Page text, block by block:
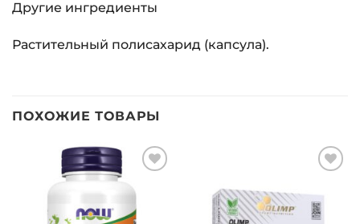
Другие ингредиенты
Растительный полисахарид (капсула).
ПОХОЖИЕ ТОВАРЫ
Добавить
в список
в список
желаний